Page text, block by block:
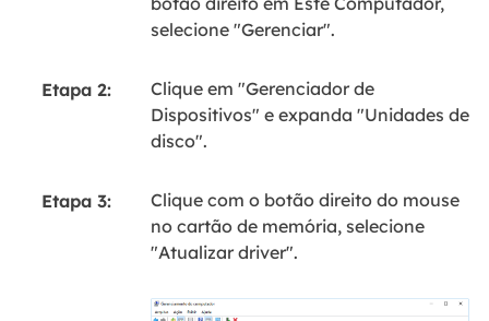
selecione "Gerenciar".
Etapa 2:
Clique em "Gerenciador de
Dispositivos" e expanda "Unidades de
disco".
Etapa 3:
Clique com o botão direito do mouse
no cartão de memória, selecione
"Atualizar driver".